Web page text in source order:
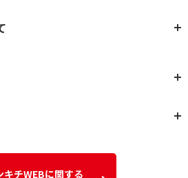
キチWEBに関する